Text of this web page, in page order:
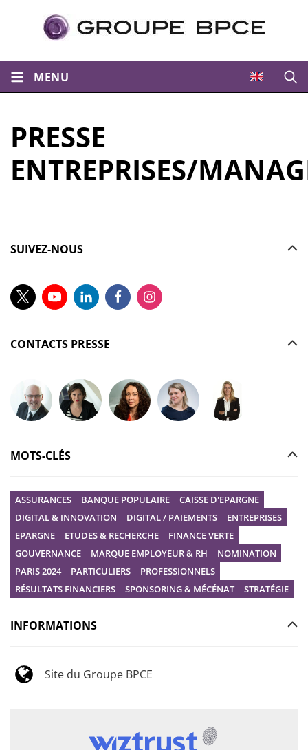
MENU
PRESSE
ENTREPRISES/
SUIVEZ-NOUS
CONTACTS PRESSE
Poser votre question à Christophe GILBERT
Poser votre question à Fanny KERECKI
Poser votre question à Mélissa
Poser votre question à Marine
Poser votre question
MOTS-CLÉS
ASSURANCES BANQUE POPULAIRE
CAISSE D'EPARGNE
DIGITAL & INNOVATION
DIGITAL / PAIEMENTS
ENTREPRISES
EPARGNE
ETUDES & RECHERCHE
FINANCE VERTE
GOUVERNANCE
MARQUE EMPLOYEUR & RH
NOMINATION
PARIS 2024
PARTICULIERS
PROFESSIONNELS
RÉSULTATS FINANCIERS
SPONSORING & MÉCÉNAT STRATÉGIE
INFORMATIONS
Site du Groupe BPCE